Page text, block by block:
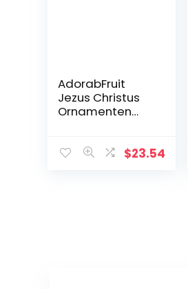
AdorabFruit
Jezus Christus
Ornamenten
Huis
$23.54